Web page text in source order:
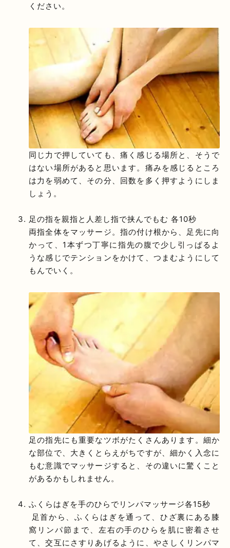
ください。
同じ力で押していても、痛く感じる場所と、そうで
はない場所があると思います。痛みを感じるところ
は力を弱めて、その分、回数を多く押すようにしま
しょう。
足の指を親指と人差し指で挟んでもむ 各10秒
両指全体をマッサージ。指の付け根から、足先に向
かって、1本ずつ丁寧に指先の腹で少し引っぱるよ
うな感じでテンションをかけて、つまむようにして
もんでいく。
足の指先にも重要なツボがたくさんあります。細か
な部位で、大きくとらえがちですが、細かく入念に
もむ意識でマッサージすると、その違いに驚くこと
があるかもしれません。
ふくらはぎを手のひらでリンパマッサージ各15秒
足首から、ふくらはぎを通って、ひざ裏にある膝
窩リンパ節まで、左右の手のひらを肌に密着させ
て、交互にさすりあげるように、やさしくリンパマ